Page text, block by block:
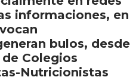
informaciones, en
bulos, desde
Colegios
Nutricionistas